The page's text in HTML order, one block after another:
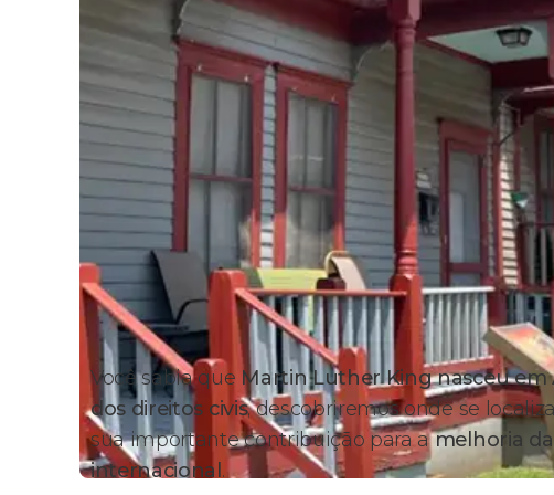
Você sabia que Martin Luther King nasceu em
dos direitos civis, descobriremos onde se
sua importante contribuição para amelhoria
internacional .